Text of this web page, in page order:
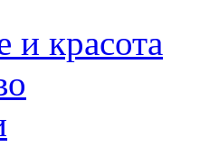
и красота